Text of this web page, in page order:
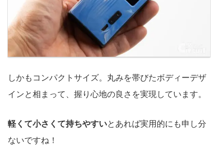
しかもコンパクトサイズ。丸みを帯びたボディーデザ
インと相まって、握り心地の良さを実現しています。
軽くて小さくて持ちやすいとあれば実用的にも申し分
ないですね！